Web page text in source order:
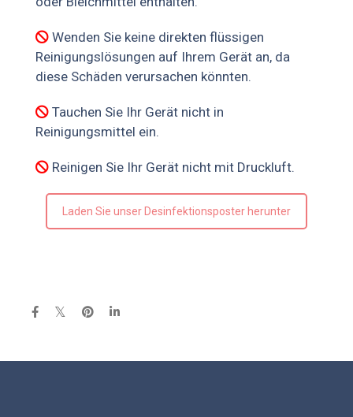
Wenden Sie keine direkten flüssigen
Reinigungslösungen auf Ihrem Gerät an, da
diese Schäden verursachen könnten.
Tauchen Sie Ihr Gerät nicht in
Reinigungsmittel ein.
Reinigen Sie Ihr Gerät nicht mit Druckluft.
Laden Sie unser Desinfektionsposter herunter